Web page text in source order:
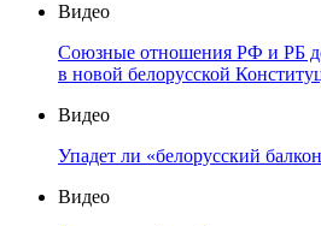
Видео
Союзные отношения РФ и РБ
в новой белорусской
Видео
Упадет ли «белорусский
Видео